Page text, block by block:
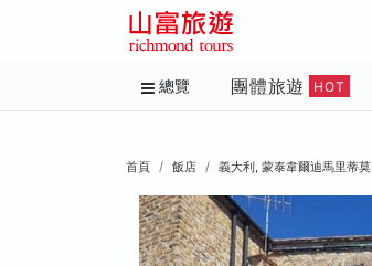
總覽 團體旅遊 HOT
首頁 飯店 義大利, 蒙泰韋爾迪馬里蒂莫